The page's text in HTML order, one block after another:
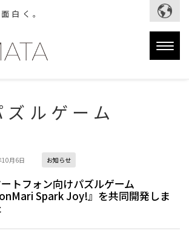
白く。
ズルゲーム
月6日 お知らせ
トフォン向けパズルゲーム
Spark Joy!』を共同開発しま